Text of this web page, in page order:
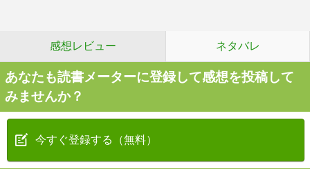
感想レビュー ネタバレ
あなたも読書メーターに登録して感想を投稿して
みませんか？
今すぐ登録する（無料）